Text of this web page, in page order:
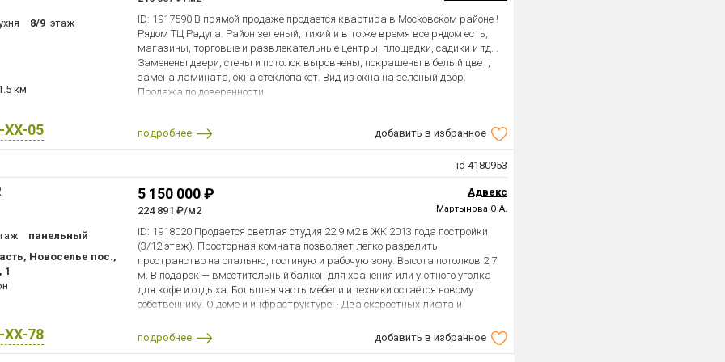
зал, "Олимпийские Надежды", Молодежный клуб Приморского района,
фитнес.
Стадион Зенит-Арена в 40 минутах ходьбы, через красивый парк 300-летия
Санкт-Петербурга и по пешеходному Яхтенному мосту, с великолепным
видом на
В трех минутах от дома расположен Лахтинский разлив, для семейных
катания на роликах и велосипедах, отдых, рыбалка, зимние развлечения.
По реке Глухарка обустроена эко-тропа с местами отдыха.
Детская и взрослая поликлиники, Больница МЧС до 15 минут пешком.
МИБС 15 минут на машине.
Рядом строится станция метро.
Удобный выезд в 2х км на ЗСД через Богатырский проспект. До метро
Комендантский проспект 15 минут на транспорте, Старая деревня - 10
минут. До
коммунальным платежам нет. Росреестр.
8/9 этаж
км
XX-05
ID: 1917590 В прямой продаже продается квартира в Московском районе !
Рядом ТЦ Радуга. Район зеленый, тихий и в то же время все рядом есть,
магазины, торговые и развлекательные центры, площадки, садики и тд. .
Заменены двери, стены и потолок выровнены, покрашены в белый цвет,
замена ламината, окна стеклопакет. Вид из окна на зеленый двор.
Продажа по доверенности.
подробнее добавить в избранное
id 4180953
панельный
Новоселье пос.,
1
XX-78
5 150 000 ₽
224 891 ₽/м2
Адвекс
Мартынова О.А.
ID: 1918020 Продается светлая студия 22,9 м2 в ЖК 2013 года постройки
(3/12 этаж). Просторная комната позволяет легко разделить
пространство на спальню, гостиную и рабочую зону. Высота потолков 2,7
м. В подарок — вместительный балкон для хранения или уютного уголка
для кофе и отдыха. Большая часть мебели и техники остаётся новому
собственнику. О доме и инфраструктуре: · Два скоростных лифта и
двор с детской и спортивной площадкой, всегда есть место для парковки.
подробнее добавить в избранное